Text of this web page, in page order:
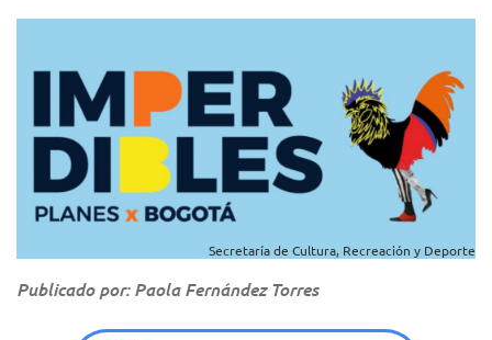
Secretaría de Cultura, Recreación y Deporte
Publicado por: Paola Fernández Torres